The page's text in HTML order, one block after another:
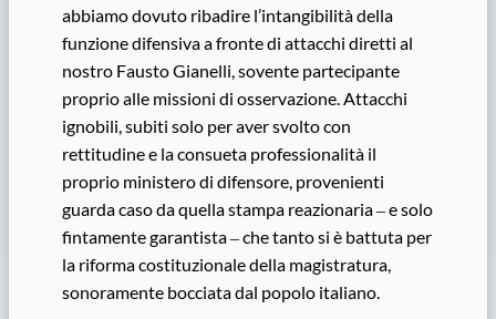
abbiamo dovuto ribadire l’intangibilità della
funzione difensiva a fronte di attacchi diretti al
nostro Fausto Gianelli, sovente partecipante
proprio alle missioni di osservazione. Attacchi
ignobili, subiti solo per aver svolto con
rettitudine e la consueta professionalità il
proprio ministero di difensore, provenienti
guarda caso da quella stampa reazionaria ‒ e solo
fintamente garantista ‒ che tanto si è battuta per
la riforma costituzionale della magistratura,
sonoramente bocciata dal popolo italiano.